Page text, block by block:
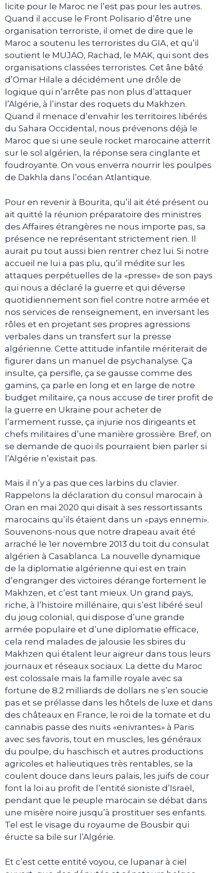
licite pour le Maroc ne l’est pas pour les autres.
Quand il accuse le Front Polisario d’être une
organisation terroriste, il omet de dire que le
Maroc a soutenu les terroristes du GIA, et qu’il
soutient le MUJAO, Rachad, le MAK, qui sont des
organisations classées terroristes. Cet âne bâté
d’Omar Hilale a décidément une drôle de
logique qui n’arrête pas non plus d’attaquer
l’Algérie, à l’instar des roquets du Makhzen.
Quand il menace d’envahir les territoires libérés
du Sahara Occidental, nous prévenons déjà le
Maroc que si une seule rocket marocaine atterrit
sur le sol algérien, la réponse sera cinglante et
foudroyante. On vous enverra nourrir les poulpes
de Dakhla dans l’océan Atlantique.
Pour en revenir à Bourita, qu’il ait été présent ou
ait quitté la réunion préparatoire des ministres
des Affaires étrangères ne nous importe pas, sa
présence ne représentant strictement rien. Il
aurait pu tout aussi bien rentrer chez lui. Si notre
accueil ne lui a pas plu, qu’il médite sur les
attaques perpétuelles de la «presse» de son pays
qui nous a déclaré la guerre et qui déverse
quotidiennement son fiel contre notre armée et
nos services de renseignement, en inversant les
rôles et en projetant ses propres agressions
verbales dans un transfert sur la presse
algérienne. Cette attitude infantile mériterait de
figurer dans un manuel de psychanalyse. Ça
insulte, ça persifle, ça se gausse comme des
gamins, ça parle en long et en large de notre
budget militaire, ça nous accuse de tirer profit de
la guerre en Ukraine pour acheter de
l’armement russe, ça injurie nos dirigeants et
chefs militaires d’une manière grossière. Bref, on
se demande de quoi ils pourraient bien parler si
l’Algérie n’existait pas.
Mais il n’y a pas que ces larbins du clavier.
Rappelons la déclaration du consul marocain à
Oran en mai 2020 qui disait à ses ressortissants
marocains qu’ils étaient dans un «pays ennemi».
Souvenons-nous que notre drapeau avait été
arraché le 1er novembre 2013 du toit du consulat
algérien à Casablanca. La nouvelle dynamique
de la diplomatie algérienne qui est en train
d’engranger des victoires dérange fortement le
Makhzen, et c’est tant mieux. Un grand pays,
riche, à l’histoire millénaire, qui s’est libéré seul
du joug colonial, qui dispose d’une grande
armée populaire et d’une diplomatie efficace,
cela rend malades de jalousie les sbires du
Makhzen qui étalent leur aigreur dans tous leurs
journaux et réseaux sociaux. La dette du Maroc
est colossale mais la famille royale avec sa
fortune de 8.2 milliards de dollars ne s’en soucie
pas et se prélasse dans les hôtels de luxe et dans
des châteaux en France, le roi de la tomate et du
cannabis passe des nuits «enivrantes» à Paris
avec ses favoris, tout en muscles, les généraux
du poulpe, du haschisch et autres productions
agricoles et halieutiques très rentables, se la
coulent douce dans leurs palais, les juifs de cour
font la loi au profit de l’entité sioniste d’Israël,
pendant que le peuple marocain se débat dans
une misère noire jusqu’à prostituer ses enfants.
Tel est le visage du royaume de Bousbir qui
éructe sa bile sur l’Algérie.
Et c’est cette entité voyou, ce lupanar à ciel